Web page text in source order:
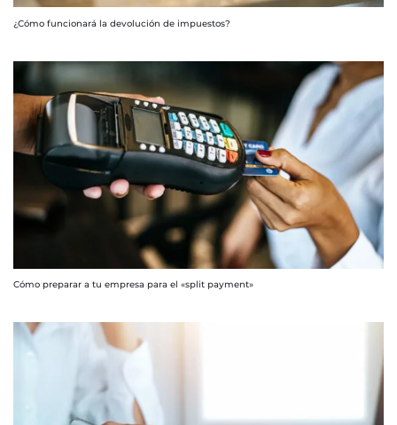
¿Cómo funcionará la devolución de impuestos?
Cómo preparar a tu empresa para el «split payment»